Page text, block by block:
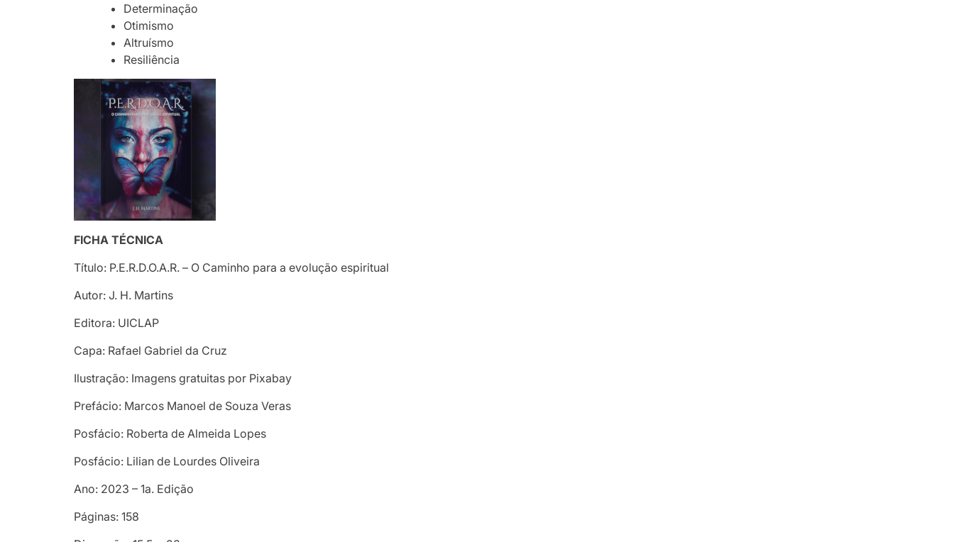
Determinação
Otimismo
Altruísmo
Resiliência
FICHA TÉCNICA
Título: P.E.R.D.O.A.R. – O Caminho para a evolução espiritual
Autor: J. H. Martins
Editora: UICLAP
Capa: Rafael Gabriel da Cruz
Ilustração: Imagens gratuitas por Pixabay
Prefácio: Marcos Manoel de Souza Veras
Posfácio: Roberta de Almeida Lopes
Posfácio: Lilian de Lourdes Oliveira
Ano: 2023 – 1a. Edição
Páginas: 158